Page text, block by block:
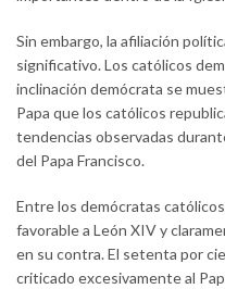
Sin embargo, la afiliación
significativo. Los católicos
inclinación demócrata se
Papa que los católicos
tendencias observadas
del Papa Francisco.
Entre los demócratas
favorable a León XIV y
en su contra. El setenta por
criticado excesivamente al